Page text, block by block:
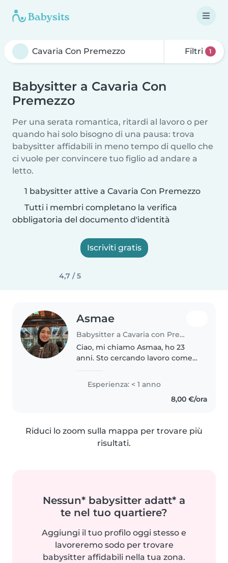
Filtri 1
Babysitter a Cavaria Con
Premezzo
Per una serata romantica, ritardi al lavoro o per
quando hai solo bisogno di una pausa: trova
babysitter affidabili in meno tempo di quello che
ci vuole per convincere tuo figlio ad andare a
letto.
1 babysitter attive a Cavaria Con Premezzo
Tutti i membri completano la verifica
obbligatoria del documento d'identità
Iscriviti gratis
4,7 / 5
Asmae
Babysitter a Cavaria con Premezzo
Ciao, mi chiamo Asmaa, ho 23
anni. Sto cercando lavoro come
molto stare con i bambini e
prendermi cura di loro. Ho già
esperienza familiare, infatti mi
Esperienza: < 1 anno
8,00 €/ora
Riduci lo zoom sulla mappa per trovare più
risultati.
Nessun* babysitter adatt* a
te nel tuo quartiere?
Aggiungi il tuo profilo oggi stesso e
lavoreremo sodo per trovare
babysitter affidabili nella tua zona.